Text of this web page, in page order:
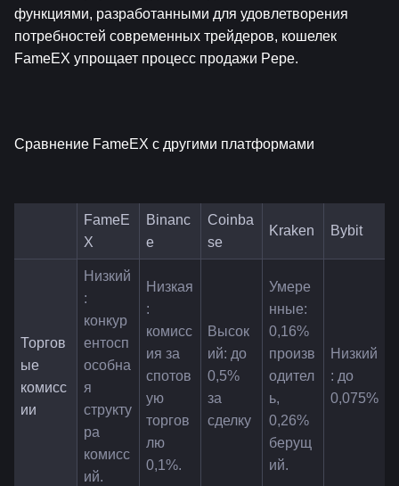
функциями, разработанными для удовлетворения
потребностей современных трейдеров, кошелек
FameEX упрощает процесс продажи Pepe.
Сравнение FameEX с другими платформами
FameE
X
Binanc
e
Coinba
se
Kraken Bybit
Торгов
ые
комисс
ии
Низкий
:
конкур
ентосп
особна
я
структу
ра
комисс
ий.
Низкая
:
комисс
ия за
спотов
ую
торгов
лю
0,1%.
Высок
ий: до
0,5%
за
сделку
Умере
нные:
0,16%
произв
одител
ь,
0,26%
берущ
ий.
Низкий
: до
0,075%